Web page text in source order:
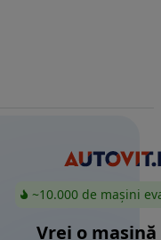
~10.000 de mașini
Vrei o mașină